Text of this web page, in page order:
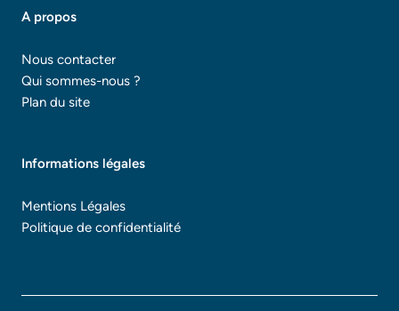
A propos
Nous contacter
Qui sommes-nous ?
Plan du site
Informations légales
Mentions Légales
Politique de confidentialité